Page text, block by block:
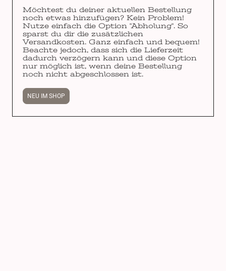
Möchtest du deiner aktuellen Bestellung
noch etwas hinzufügen? Kein Problem!
Nutze einfach die Option "Abholung". So
sparst du dir die zusätzlichen
Versandkosten. Ganz einfach und bequem!
Beachte jedoch, dass sich die Lieferzeit
dadurch verzögern kann und diese Option
nur möglich ist, wenn deine Bestellung
noch nicht abgeschlossen ist.
NEU IM SHOP